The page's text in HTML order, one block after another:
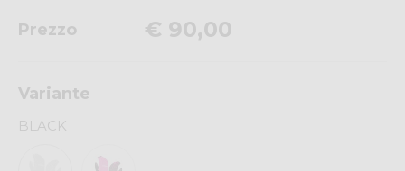
Prezzo € 90,00
Variante
BLACK